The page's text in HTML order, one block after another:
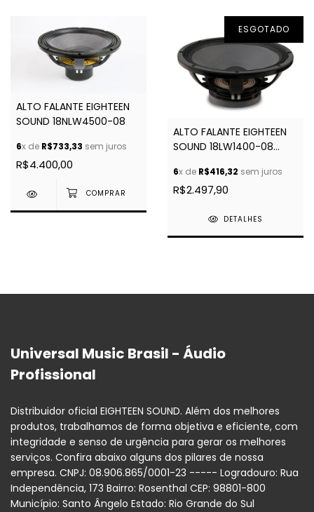
ALTO FALANTE EIGHTEEN
SOUND 18NLW4500-08
6x de R$733,33 sem juros
R$4.400,00
ESGOTADO
ALTO FALANTE EIGHTEEN
SOUND 18LW1400-08
6x de R$416,32 sem juros
R$2.497,90
DETALHES
Universal Music Brasil - Áudio
Profissional
Distribuidor oficial EIGHTEEN SOUND. Além dos melhores
produtos, trabalhamos de forma objetiva e eficiente, com
integridade e senso de urgência para gerar os melhores
serviços. Confira abaixo alguns dos pilares de nossa
empresa. CNPJ: 08.906.865/0001-23 ----- Logradouro: Rua
Independência, 173 Bairro: Rosenthal CEP: 98801-800
Município: Santo Ângelo Estado: Rio Grande do Sul